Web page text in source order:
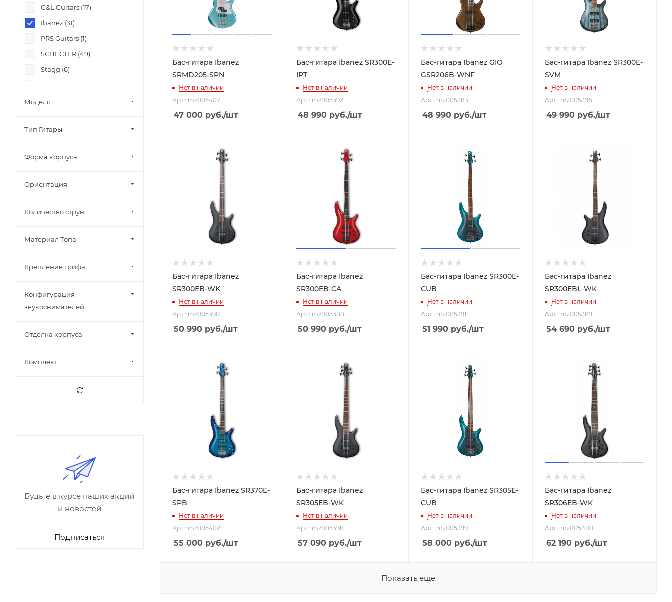
Бас-гитара Ibanez
SRMD205-SPN
Нет в наличии
Арт.: mz005407
47 000 руб./шт
Бас-гитара Ibanez SR300E-
IPT
Нет в наличии
Арт.: mz005392
48 990 руб./шт
Бас-гитара Ibanez GIO
GSR206B-WNF
Нет в наличии
Арт.: mz005383
48 990руб./шт
Бас-гитара Ibanez SR300E-
SVM
Нет в наличии
Арт.: mz005396
49 990руб./шт
Бас-гитара Ibanez
SR300EB-WK
Нет в наличии
Арт.: mz005390
50 990 руб./шт
Бас-гитара Ibanez
SR300EB-CA
Нет в наличии
Арт.: mz005388
50 990 руб./шт
Бас-гитара Ibanez SR300E-
CUB
Нет в наличии
Арт.: mz005391
51 990руб./шт
Бас-гитара Ibanez
SR300EBL-WK
Нет в наличии
Арт.: mz005389
54 690руб./шт
Бас-гитара Ibanez SR370E-
SPB
Нет в наличии
Арт.: mz005402
55 000 руб./шт
Бас-гитара Ibanez
SR305EB-WK
Нет в наличии
Арт.: mz005398
57 090 руб./шт
Бас-гитара Ibanez SR305E-
CUB
Нет в наличии
Арт.: mz005399
58 000руб./шт
Бас-гитара Ibanez
SR306EB-WK
Нет в наличии
Арт.: mz005400
62 190руб./шт
Показать еще
G&L Guitars (17)
Ibanez (31)
PRS Guitars (1)
SCHECTER (49)
Stagg (6)
Модель
Тип Гитары
Форма корпуса
Ориентация
Количество струн
Материал Топа
Крепление грифа
Конфигурация
звукоснимателей
Отделка корпуса
Комплект
Будьте в курсе наших акций
и новостей
Подписаться